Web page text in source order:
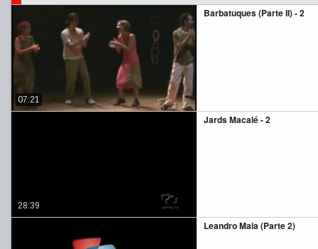
Barbatuques (Parte II) - 2
07:21
Jards Macalé - 2
28:39
Leandro Maia (Parte 2)